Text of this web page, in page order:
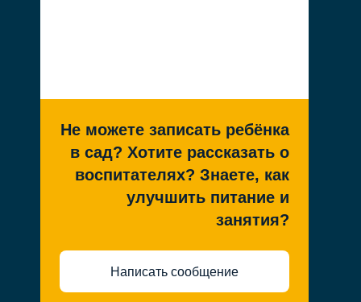
Не можете записать ребёнка
в сад? Хотите рассказать о
воспитателях? Знаете, как
улучшить питание и
занятия?
Написать сообщение